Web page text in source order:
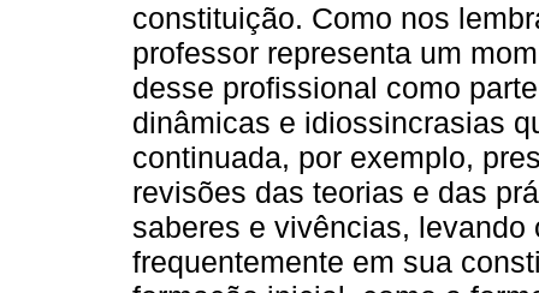
constituição. Como nos
professor representa um
desse profissional como
dinâmicas e idiossincrasias
continuada, por exemplo,
revisões das teorias e das
saberes e vivências,
frequentemente em sua